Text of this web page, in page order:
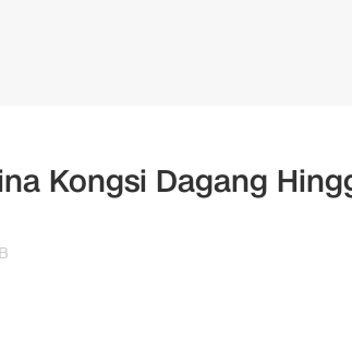
Kongsi Dagang